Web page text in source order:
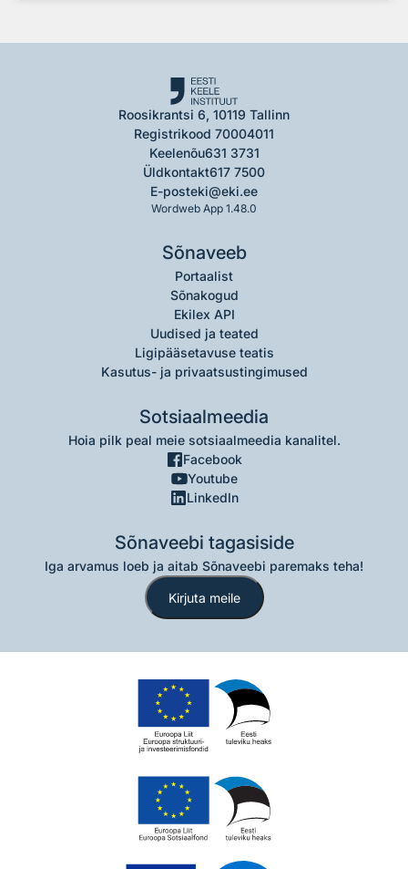
Roosikrantsi 6, 10119 Tallinn
Registrikood 70004011
Keelenõu631 3731
Üldkontakt617 7500
E-posteki@eki.ee
Wordweb App 1.48.0
Sõnaveeb
Portaalist
Sõnakogud
Ekilex API
Uudised ja teated
Ligipääsetavuse teatis
Kasutus- ja privaatsustingimused
Sotsiaalmeedia
Hoia pilk peal meie sotsiaalmeedia kanalitel.
Facebook
Youtube
LinkedIn
Sõnaveebi tagasiside
Iga arvamus loeb ja aitab Sõnaveebi paremaks teha!
Kirjuta meile